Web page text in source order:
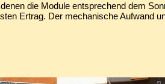
die Module entsprechend dem
Ertrag. Der mechanische Aufwand